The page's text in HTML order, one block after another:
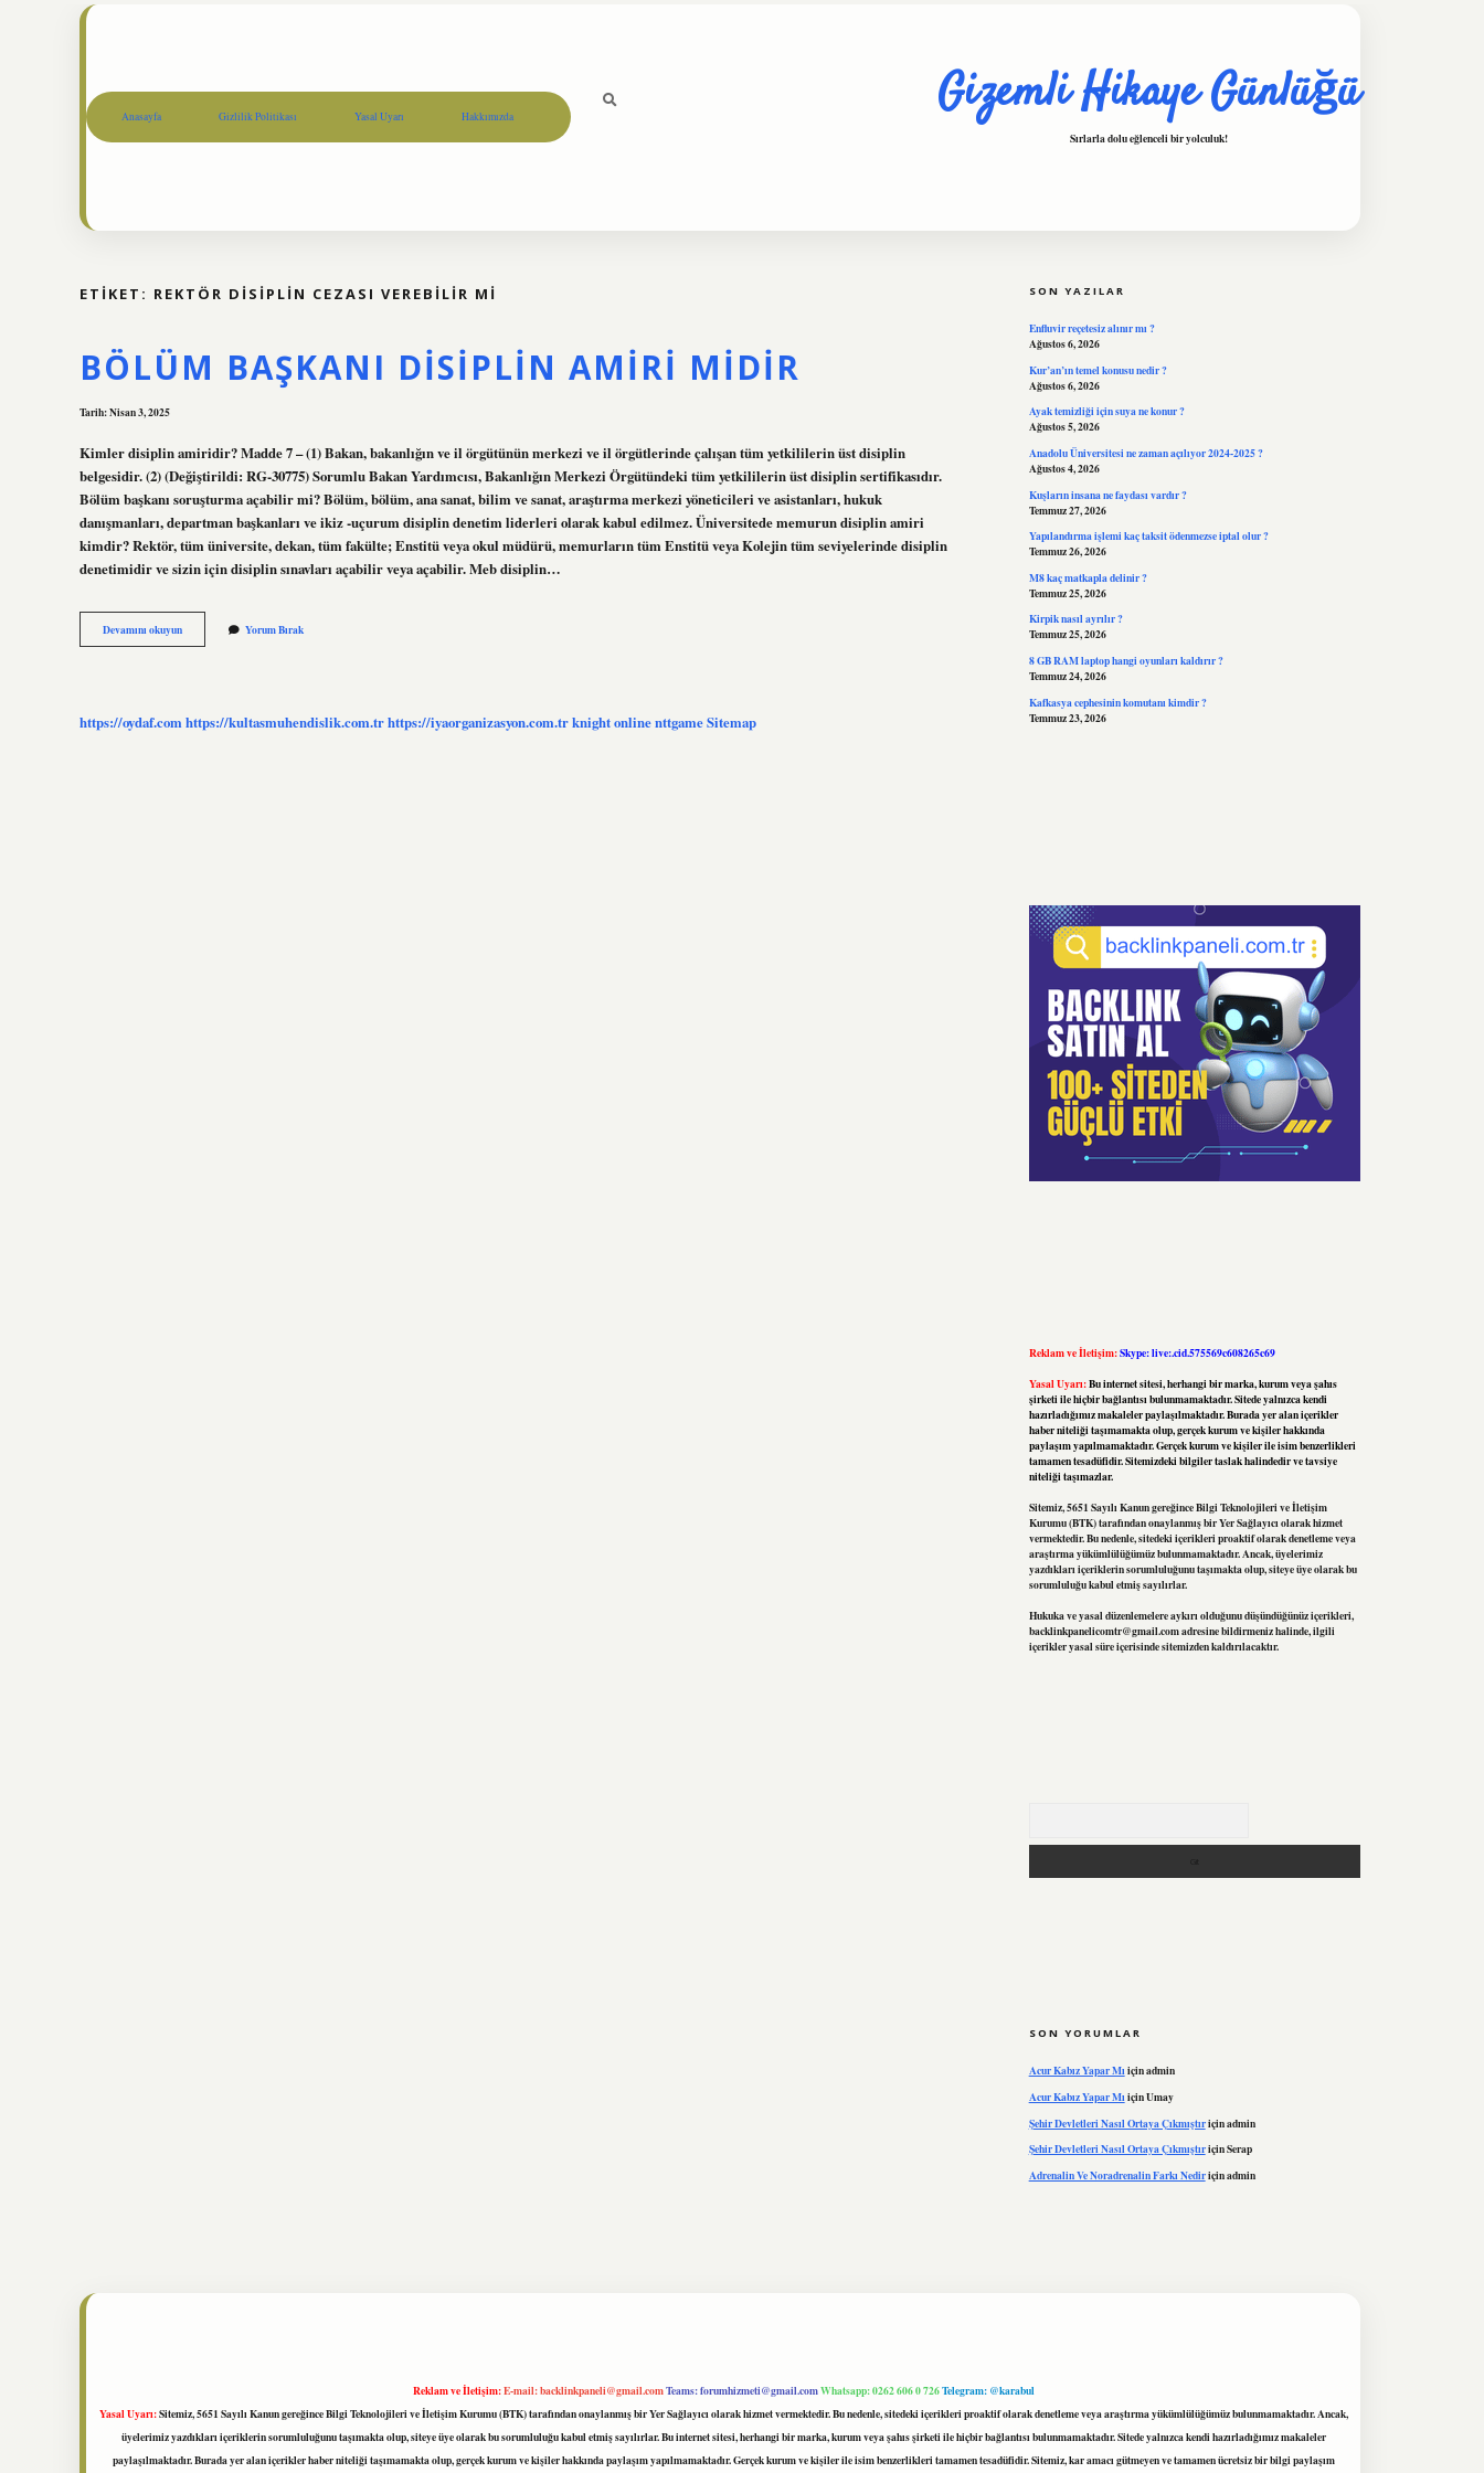
Anasayfa Gizlilik Politikası Yasal Uyarı Hakkımızda Gizemli Hikaye Günlüğü
Sırlarla dolu eğlenceli bir yolculuk!
ETIKET: REKTÖR DISIPLIN CEZASI VEREBILIR MI
BÖLÜM BAŞKANI DISIPLIN AMIRI MIDIR
Tarih: Nisan 3, 2025
Kimler disiplin amiridir? Madde 7 – (1) Bakan, bakanlığın ve il örgütünün merkezi ve il örgütlerinde çalışan tüm yetkililerin üst disiplin
belgesidir. (2) (Değiştirildi: RG-30775) Sorumlu Bakan Yardımcısı, Bakanlığın Merkezi Örgütündeki tüm yetkililerin üst disiplin sertifikasıdır.
Bölüm başkanı soruşturma açabilir mi? Bölüm, bölüm, ana sanat, bilim ve sanat, araştırma merkezi yöneticileri ve asistanları, hukuk
danışmanları, departman başkanları ve ikiz -uçurum disiplin denetim liderleri olarak kabul edilmez. Üniversitede memurun disiplin amiri
kimdir? Rektör, tüm üniversite, dekan, tüm fakülte; Enstitü veya okul müdürü, memurların tüm Enstitü veya Kolejin tüm seviyelerinde disiplin
denetimidir ve sizin için disiplin sınavları açabilir veya açabilir. Meb disiplin…
Devamını okuyunBölüm
Başkanı
Yorum Bırak
https://oydaf.comhttps://kultasmuhendislik.com.trhttps://iyaorganizasyon.com.trknight onlinenttgameSitemap
SON YAZILAR
Enfluvir reçetesiz alınır mı ?
Ağustos 6, 2026
Kur’an’ın temel konusu nedir ?
Ağustos 6, 2026
Ayak temizliği için suya ne konur ?
Ağustos 5, 2026
Anadolu Üniversitesi ne zaman açılıyor 2024-2025 ?
Ağustos 4, 2026
Kuşların insana ne faydası vardır ?
Temmuz 27, 2026
Yapılandırma işlemi kaç taksit ödenmezse iptal olur ?
Temmuz 26, 2026
M8 kaç matkapla delinir ?
Temmuz 25, 2026
Kirpik nasıl ayrılır ?
Temmuz 25, 2026
8 GB RAM laptop hangi oyunları kaldırır ?
Temmuz 24, 2026
Kafkasya cephesinin komutanı kimdir ?
Temmuz 23, 2026
Reklam ve İletişim:Skype: live:.cid.575569c608265c69
Yasal Uyarı:Bu internet sitesi, herhangi bir marka, kurum veya şahıs
şirketi ile hiçbir bağlantısı bulunmamaktadır. Sitede yalnızca kendi
hazırladığımız makaleler paylaşılmaktadır. Burada yer alan içerikler
haber niteliği taşımamakta olup, gerçek kurum ve kişiler hakkında
paylaşım yapılmamaktadır. Gerçek kurum ve kişiler ile isim benzerlikleri
tamamen tesadüfidir. Sitemizdeki bilgiler taslak halindedir ve tavsiye
niteliği taşımazlar.
Sitemiz, 5651 Sayılı Kanun gereğince Bilgi Teknolojileri ve İletişim
Kurumu (BTK) tarafından onaylanmış bir Yer Sağlayıcı olarak hizmet
vermektedir. Bu nedenle, sitedeki içerikleri proaktif olarak denetleme veya
araştırma yükümlülüğümüz bulunmamaktadır. Ancak, üyelerimiz
yazdıkları içeriklerin sorumluluğunu taşımakta olup, siteye üye olarak bu
sorumluluğu kabul etmiş sayılırlar.
Hukuka ve yasal düzenlemelere aykırı olduğunu düşündüğünüz içerikleri,
backlinkpanelicomtr@gmail.comadresine bildirmeniz halinde, ilgili
içerikler yasal süre içerisinde sitemizden kaldırılacaktır.
SON YORUMLAR
Acur Kabız Yapar Mıiçinadmin
Acur Kabız Yapar MıiçinUmay
Şehir Devletleri Nasıl Ortaya Çıkmıştıriçinadmin
Şehir Devletleri Nasıl Ortaya ÇıkmıştıriçinSerap
Adrenalin Ve Noradrenalin Farkı Nediriçinadmin
Reklam ve İletişim:E-mail:backlinkpaneli@gmail.comTeams:forumhizmeti@gmail.comWhatsapp: 0262 606 0 726Telegram: @karabul
Yasal Uyarı:Sitemiz, 5651 Sayılı Kanun gereğince Bilgi Teknolojileri ve İletişim Kurumu (BTK) tarafından onaylanmış bir Yer Sağlayıcı olarak hizmet vermektedir. Bu nedenle, sitedeki içerikleri proaktif olarak denetleme veya araştırma yükümlülüğümüz bulunmamaktadır. Ancak,
üyelerimiz yazdıkları içeriklerin sorumluluğunu taşımakta olup, siteye üye olarak bu sorumluluğu kabul etmiş sayılırlar. Bu internet sitesi, herhangi bir marka, kurum veya şahıs şirketi ile hiçbir bağlantısı bulunmamaktadır. Sitede yalnızca kendi hazırladığımız makaleler
paylaşılmaktadır. Burada yer alan içerikler haber niteliği taşımamakta olup, gerçek kurum ve kişiler hakkında paylaşım yapılmamaktadır. Gerçek kurum ve kişiler ile isim benzerlikleri tamamen tesadüfidir. Sitemiz, kar amacı gütmeyen ve tamamen ücretsiz bir bilgi paylaşım